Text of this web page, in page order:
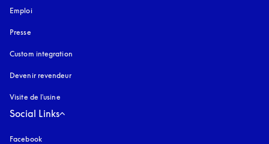
Emploi
Presse
Custom integration
Devenir revendeur
Visite de l'usine
Social Links
Facebook